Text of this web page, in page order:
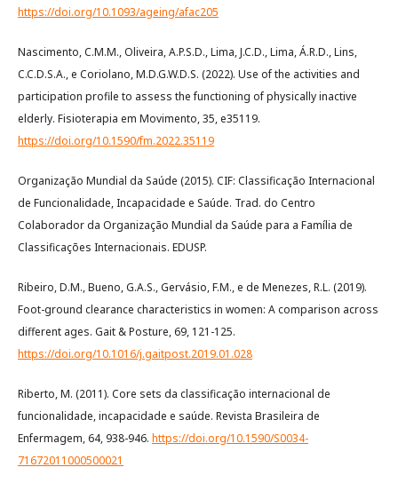
https://doi.org/10.1093/ageing/afac205
Nascimento, C.M.M., Oliveira, A.P.S.D., Lima, J.C.D., Lima, Á.R.D., Lins,
C.C.D.S.A., e Coriolano, M.D.G.W.D.S. (2022). Use of the activities and
participation profile to assess the functioning of physically inactive
elderly. Fisioterapia em Movimento, 35, e35119.
https://doi.org/10.1590/fm.2022.35119
Organização Mundial da Saúde (2015). CIF: Classificação Internacional
de Funcionalidade, Incapacidade e Saúde. Trad. do Centro
Colaborador da Organização Mundial da Saúde para a Família de
Classificações Internacionais. EDUSP.
Ribeiro, D.M., Bueno, G.A.S., Gervásio, F.M., e de Menezes, R.L. (2019).
Foot-ground clearance characteristics in women: A comparison across
different ages. Gait & Posture, 69, 121-125.
https://doi.org/10.1016/j.gaitpost.2019.01.028
Riberto, M. (2011). Core sets da classificação internacional de
funcionalidade, incapacidade e saúde. Revista Brasileira de
Enfermagem, 64, 938-946. https://doi.org/10.1590/S0034-
71672011000500021